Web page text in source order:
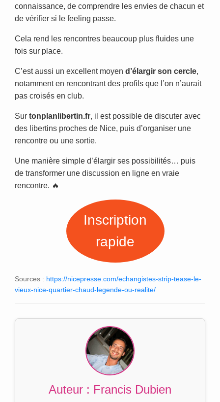
connaissance, de comprendre les envies de chacun et
de vérifier si le feeling passe.
Cela rend les rencontres beaucoup plus fluides une
fois sur place.
C’est aussi un excellent moyen d’élargir son cercle,
notamment en rencontrant des profils que l’on n’aurait
pas croisés en club.
Sur tonplanlibertin.fr, il est possible de discuter avec
des libertins proches de Nice, puis d’organiser une
rencontre ou une sortie.
Une manière simple d’élargir ses possibilités… puis
de transformer une discussion en ligne en vraie
rencontre. 🔥
Inscription
rapide
Sources : https://nicepresse.com/echangistes-strip-tease-le-
vieux-nice-quartier-chaud-legende-ou-realite/
Auteur : Francis Dubien